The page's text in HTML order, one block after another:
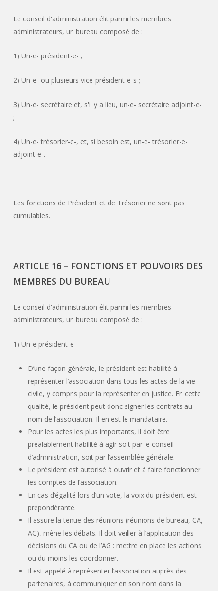
Le conseil d'administration élit parmi les membres
administrateurs, un bureau composé de :
1) Un-e- président-e- ;
2) Un-e- ou plusieurs vice-président-e-s ;
3) Un-e- secrétaire et, s'il y a lieu, un-e- secrétaire adjoint-e-
;
4) Un-e- trésorier-e-, et, si besoin est, un-e- trésorier-e-
adjoint-e-.
Les fonctions de Président et de Trésorier ne sont pas
cumulables.
ARTICLE 16 – FONCTIONS ET POUVOIRS DES
MEMBRES DU BUREAU
Le conseil d'administration élit parmi les membres
administrateurs, un bureau composé de :
1) Un-e président-e
D’une façon générale, le président est habilité à
représenter l’association dans tous les actes de la vie
civile, y compris pour la représenter en justice. En cette
qualité, le président peut donc signer les contrats au
nom de l’association. Il en est le mandataire.
Pour les actes les plus importants, il doit être
préalablement habilité à agir soit par le conseil
d’administration, soit par l’assemblée générale.
Le président est autorisé à ouvrir et à faire fonctionner
les comptes de l’association.
En cas d’égalité lors d’un vote, la voix du président est
prépondérante.
Il assure la tenue des réunions (réunions de bureau, CA,
AG), mène les débats. Il doit veiller à l’application des
décisions du CA ou de l’AG : mettre en place les actions
ou du moins les coordonner.
Il est appelé à représenter l’association auprès des
partenaires, à communiquer en son nom dans la